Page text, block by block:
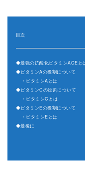
目次
◆最強の抗酸化ビタミンACEと
◆ビタミンAの役割について
・ビタミンAとは
◆ビタミンCの役割について
・ビタミンCとは
◆ビタミンEの役割について
・ビタミンEとは
◆最後に